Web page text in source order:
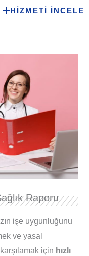
HİZMETİ İNCELE
Raporu
işe uygunluğunu
ve yasal
için hızlı